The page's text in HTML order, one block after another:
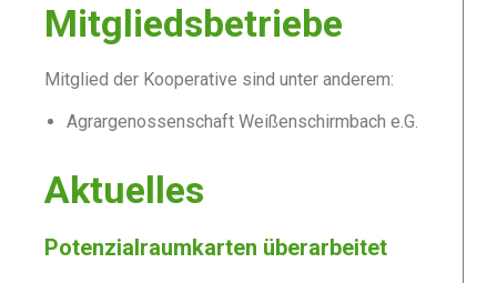
Mitgliedsbetriebe
Mitglied der Kooperative sind unter anderem:
Agrargenossenschaft Weißenschirmbach e.G.
Aktuelles
Potenzialraumkarten überarbeitet